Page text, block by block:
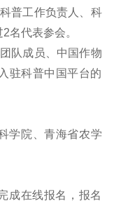
普工作负责人、科
名代表参会。
队成员、中国作物
驻科普中国平台的
学院、青海省农学
成在线报名，报名